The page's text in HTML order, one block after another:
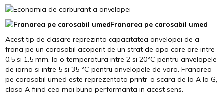
Franarea pe carosabil umed
Acest tip de clasare reprezinta capacitatea anvelopei de a
frana pe un carosabil acoperit de un strat de apa care are intre
0.5 si 1.5 mm, la o temperatura intre 2 si 20ºC pentru anvelopele
de iarna si intre 5 si 35 ºC pentru anvelopele de vara. Franarea
pe carosabil umed este reprezentata printr-o scara de la A la G,
clasa A fiind cea mai buna performanta in acest sens.